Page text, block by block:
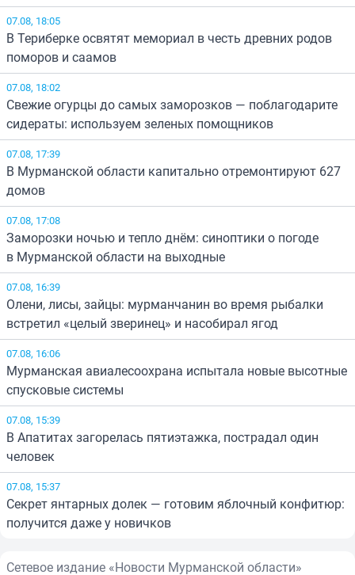
07.08, 18:05
В Териберке освятят мемориал в честь древних родов
поморов и саамов
07.08, 18:02
Свежие огурцы до самых заморозков — поблагодарите
сидераты: используем зеленых помощников
07.08, 17:39
В Мурманской области капитально отремонтируют 627
домов
07.08, 17:08
Заморозки ночью и тепло днём: синоптики о погоде
в Мурманской области на выходные
07.08, 16:39
Олени, лисы, зайцы: мурманчанин во время рыбалки
встретил «целый зверинец» и насобирал ягод
07.08, 16:06
Мурманская авиалесоохрана испытала новые высотные
спусковые системы
07.08, 15:39
В Апатитах загорелась пятиэтажка, пострадал один
человек
07.08, 15:37
Секрет янтарных долек — готовим яблочный конфитюр:
получится даже у новичков
Сетевое издание «Новости Мурманской области»